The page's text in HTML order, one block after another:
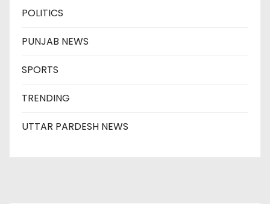
POLITICS
PUNJAB NEWS
SPORTS
TRENDING
UTTAR PARDESH NEWS